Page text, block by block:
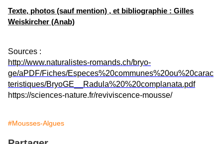
Texte, photos (sauf mention) , et bibliographie : Gilles
Weiskircher (Anab)
Sources :
http://www.naturalistes-romands.ch/bryo-
ge/aPDF/Fiches/Especes%20communes%20ou%20carac
teristiques/BryoGE__Radula%20%20complanata.pdf
https://sciences-nature.fr/reviviscence-mousse/
#Mousses-Algues